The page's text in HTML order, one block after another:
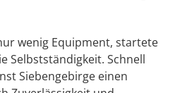
wenig Equipment, startete
Selbstständigkeit. Schnell
Siebengebirge einen